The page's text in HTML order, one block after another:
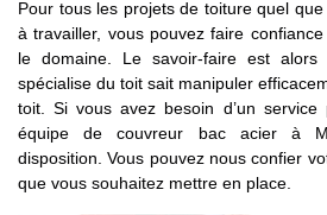
Pour tous les projets de toiture quel
à travailler, vous pouvez faire
le domaine. Le savoir-faire est
spécialise du toit sait manipuler
toit. Si vous avez besoin d’un
équipe de couvreur bac acier à
disposition. Vous pouvez nous confier
que vous souhaitez mettre en place.